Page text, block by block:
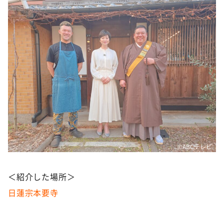
©ABCテレビ
＜紹介した場所＞
日蓮宗本要寺